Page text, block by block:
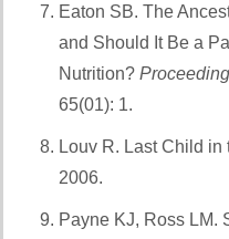
Eaton SB. The
and Should It Be a
Nutrition?
65(01): 1.
Louv R. Last Child in
2006.
Payne KJ, Ross LM.